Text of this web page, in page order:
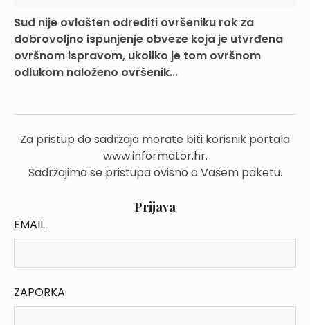
Sud nije ovlašten odrediti ovršeniku rok za
dobrovoljno ispunjenje obveze koja je utvrđena
ovršnom ispravom, ukoliko je tom ovršnom
odlukom naloženo ovršenik...
Za pristup do sadržaja morate biti korisnik portala
www.informator.hr.
Sadržajima se pristupa ovisno o Vašem paketu.
Prijava
EMAIL
ZAPORKA